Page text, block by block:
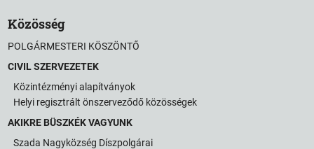
Közösség
POLGÁRMESTERI KÖSZÖNTŐ
CIVIL SZERVEZETEK
Közintézményi alapítványok
Helyi regisztrált önszerveződő közösségek
AKIKRE BÜSZKÉK VAGYUNK
Szada Nagyközség Díszpolgárai